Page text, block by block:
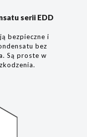
serii EDD
bezpieczne i
bez
Są proste w